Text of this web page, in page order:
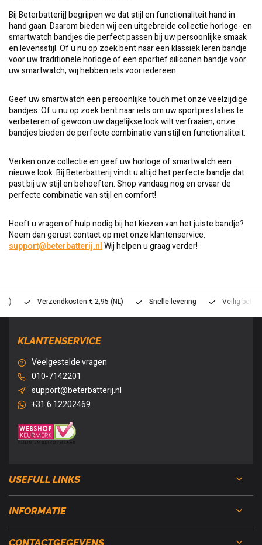
Bij Beterbatterij] begrijpen we dat stijl en functionaliteit hand in
hand gaan. Daarom bieden wij een uitgebreide collectie horloge- en
smartwatch bandjes die perfect passen bij uw persoonlijke smaak
en levensstijl. Of u nu op zoek bent naar een klassiek leren bandje
voor uw traditionele horloge of een sportief siliconen bandje voor
uw smartwatch, wij hebben iets voor iedereen.
Geef uw smartwatch een persoonlijke touch met onze veelzijdige
bandjes. Of u nu op zoek bent naar iets om uw sportprestaties te
verbeteren of gewoon uw dagelijkse look wilt verfraaien, onze
bandjes bieden de perfecte combinatie van stijl en functionaliteit.
Verken onze collectie en geef uw horloge of smartwatch een
nieuwe look. Bij Beterbatterij vindt u altijd het perfecte bandje dat
past bij uw stijl en behoeften. Shop vandaag nog en ervaar de
perfecte combinatie van stijl en comfort!
Heeft u vragen of hulp nodig bij het kiezen van het juiste bandje?
Neem dan gerust contact op met onze klantenservice.
support@beterbatterij.nlWij helpen u graag verder!
Verzendkosten € 2,95 (NL) Snelle levering Veilig betalen
KLANTENSERVICE
Veelgestelde vragen
010-7142201
support@beterbatterij.nl
+31 6 12202469
USEFULL LINKS
INFORMATIE
CONTACTGEGEVENS